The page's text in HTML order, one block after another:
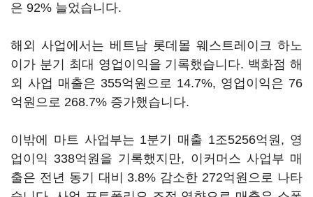
은 92% 늘었습니다.
해외 사업에서는 베트남 롯데몰 웨스트레이크 하노
이가 분기 최대 영업이익을 기록했습니다. 백화점 해
외 사업 매출은 355억원으로 14.7%, 영업이익은 76
억원으로 268.7% 증가했습니다.
이밖에 마트 사업부는 1분기 매출 1조5256억원, 영
업이익 338억원을 기록했지만, 이커머스 사업부 매
출은 전년 동기 대비 3.8% 감소한 272억원으로 나타